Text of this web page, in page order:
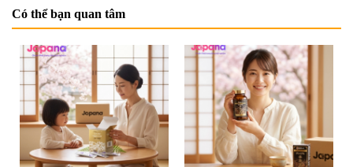
Có thể bạn quan tâm